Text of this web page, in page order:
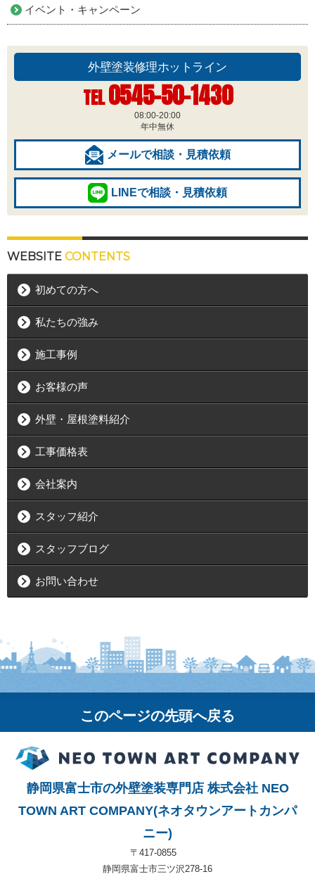
イベント・キャンペーン
外壁塗装修理ホットライン
TEL0545-50-1430
08:00-20:00
年中無休
メールで相談・見積依頼
LINEで相談・見積依頼
WEBSITE CONTENTS
初めての方へ
私たちの強み
施工事例
お客様の声
外壁・屋根塗料紹介
工事価格表
会社案内
スタッフ紹介
スタッフブログ
お問い合わせ
このページの先頭へ戻る
静岡県富士市の外壁塗装専門店 株式会社 NEO
TOWN ART COMPANY(ネオタウンアートカンパ
ニー)
〒417-0855
静岡県富士市三ツ沢278-16